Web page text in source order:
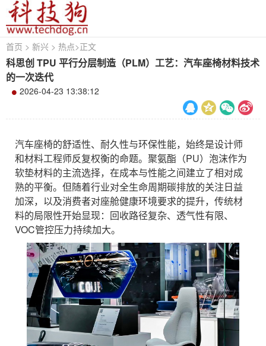
首页 > 新兴 > 热点>正文
科思创 TPU 平行分层制造（PLM）工艺：汽车座椅材料技术
的一次迭代
2026-04-23 13:38:12
汽车座椅的舒适性、耐久性与环保性能，始终是设计师
和材料工程师反复权衡的命题。聚氨酯（PU）泡沫作为
软垫材料的主流选择，在成本与性能之间建立了相对成
熟的平衡。但随着行业对全生命周期碳排放的关注日益
加深，以及消费者对座舱健康环境要求的提升，传统材
料的局限性开始显现：回收路径复杂、透气性有限、
VOC管控压力持续加大。